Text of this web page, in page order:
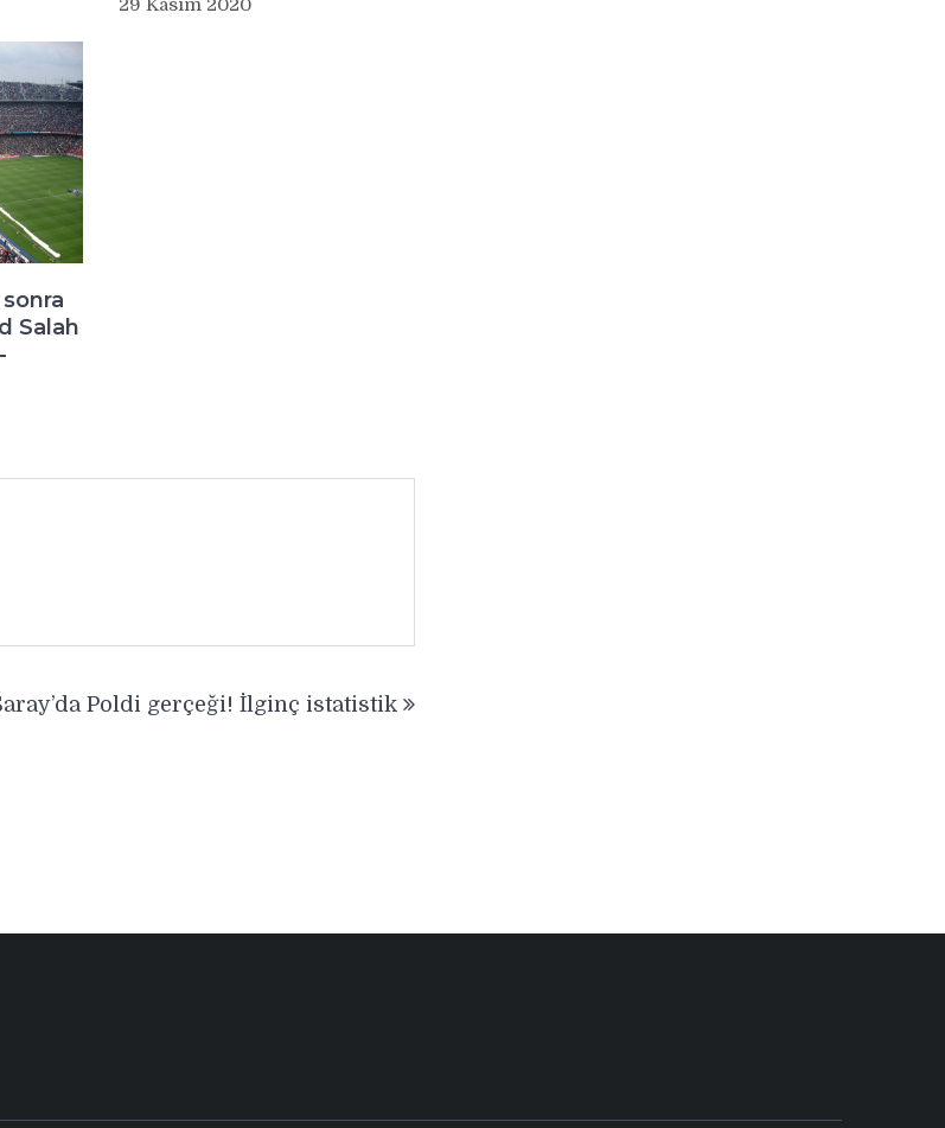
29 Kasım 2020
Salah
Poldi gerçeği! İlginç istatistik